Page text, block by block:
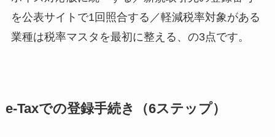
を公表サイトで1回照合する／軽減税率対象がある
業種は税率マスタを最初に整える、の3点です。
e-Taxでの登録手続き（6ステップ）